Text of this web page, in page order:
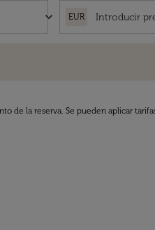
keyboard_arrow_down EUR
de la reserva. Se pueden aplicar